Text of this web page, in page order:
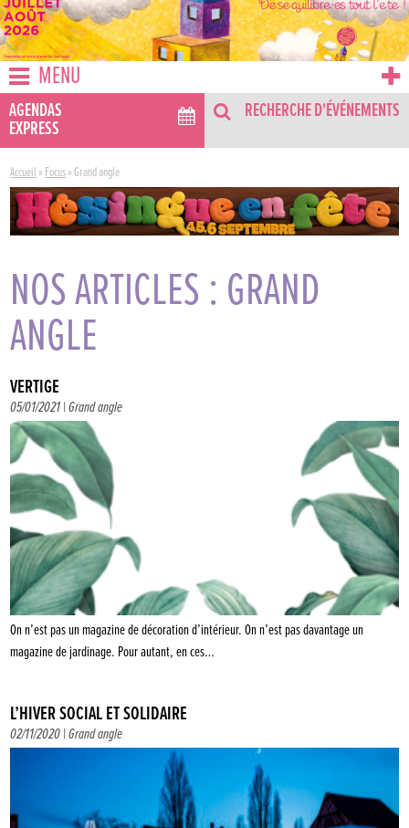
MENU
AGENDAS
EXPRESS
RECHERCHE D'ÉVÉNEMENTS
Accueil » Focus»Grand angle
NOS ARTICLES : GRAND
ANGLE
VERTIGE
05/01/2021 |Grand angle
On n’est pas un magazine de décoration d’intérieur. On n’est pas davantage un
magazine de jardinage. Pour autant, en ces…
L’HIVER SOCIAL ET SOLIDAIRE
02/11/2020 |Grand angle